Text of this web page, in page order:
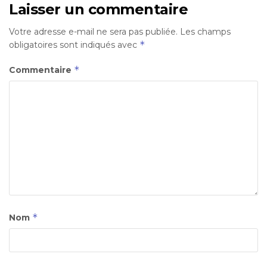
Laisser un commentaire
Votre adresse e-mail ne sera pas publiée. Les champs
obligatoires sont indiqués avec *
Commentaire *
Nom *